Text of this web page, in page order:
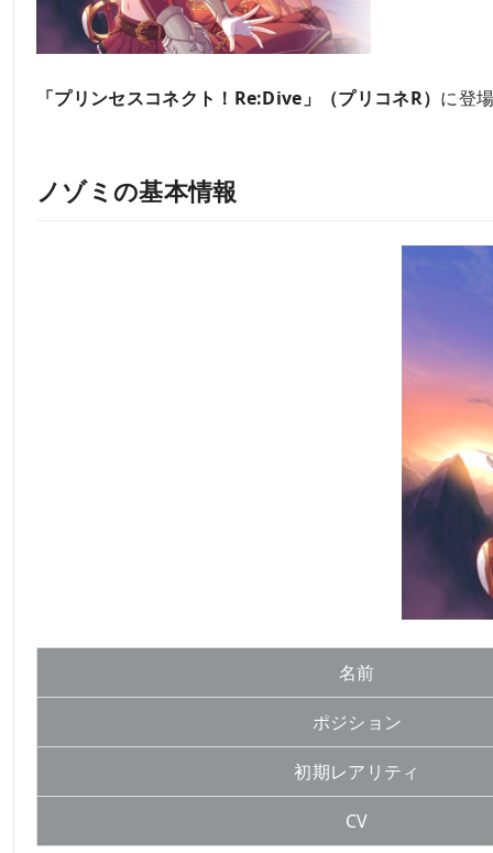
「プリンセスコネクト！Re:Dive」（プリコネR） に登
ノゾミの基本情報
名前
ポジション
初期レアリティ
CV